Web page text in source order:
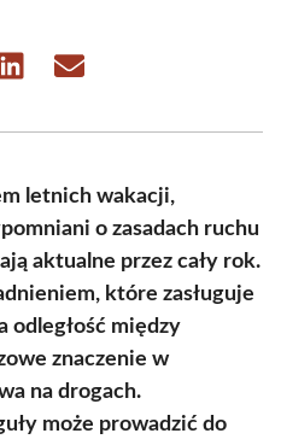
Share Share
letnich wakacji,
o zasadach ruchu
aktualne przez cały rok.
które zasługuje
odległość między
znaczenie w
na drogach.
może prowadzić do